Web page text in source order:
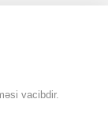
vacibdir.